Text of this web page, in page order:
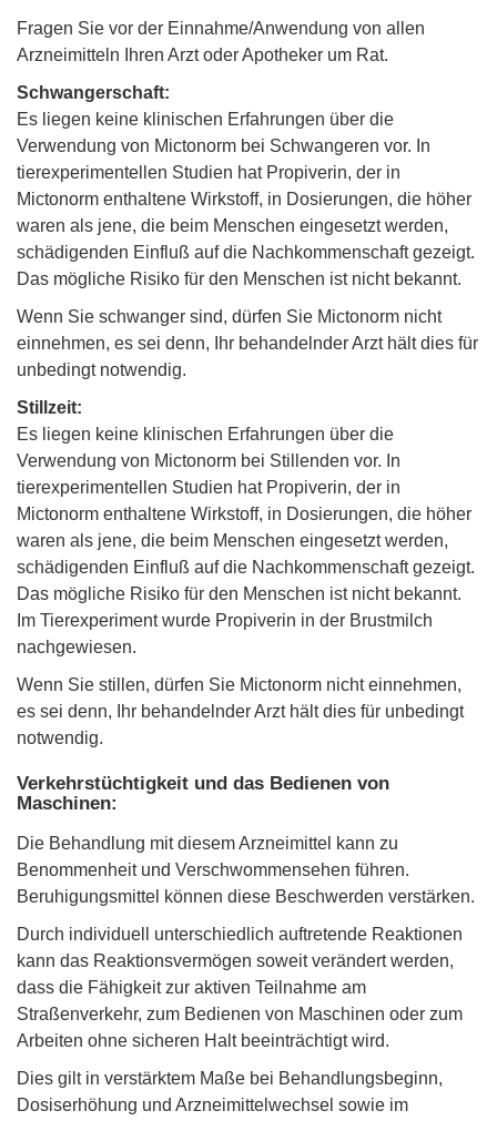
Fragen Sie vor der Einnahme/Anwendung von allen
Arzneimitteln Ihren Arzt oder Apotheker um Rat.
Schwangerschaft:
Es liegen keine klinischen Erfahrungen über die
Verwendung von Mictonorm bei Schwangeren vor. In
tierexperimentellen Studien hat Propiverin, der in
Mictonorm enthaltene Wirkstoff, in Dosierungen, die höher
waren als jene, die beim Menschen eingesetzt werden,
schädigenden Einfluß auf die Nachkommenschaft gezeigt.
Das mögliche Risiko für den Menschen ist nicht bekannt.
Wenn Sie schwanger sind, dürfen Sie Mictonorm nicht
einnehmen, es sei denn, Ihr behandelnder Arzt hält dies für
unbedingt notwendig.
Stillzeit:
Es liegen keine klinischen Erfahrungen über die
Verwendung von Mictonorm bei Stillenden vor. In
tierexperimentellen Studien hat Propiverin, der in
Mictonorm enthaltene Wirkstoff, in Dosierungen, die höher
waren als jene, die beim Menschen eingesetzt werden,
schädigenden Einfluß auf die Nachkommenschaft gezeigt.
Das mögliche Risiko für den Menschen ist nicht bekannt.
Im Tierexperiment wurde Propiverin in der Brustmilch
nachgewiesen.
Wenn Sie stillen, dürfen Sie Mictonorm nicht einnehmen,
es sei denn, Ihr behandelnder Arzt hält dies für unbedingt
notwendig.
Verkehrstüchtigkeit und das Bedienen von
Maschinen:
Die Behandlung mit diesem Arzneimittel kann zu
Benommenheit und Verschwommensehen führen.
Beruhigungsmittel können diese Beschwerden verstärken.
Durch individuell unterschiedlich auftretende Reaktionen
kann das Reaktionsvermögen soweit verändert werden,
dass die Fähigkeit zur aktiven Teilnahme am
Straßenverkehr, zum Bedienen von Maschinen oder zum
Arbeiten ohne sicheren Halt beeinträchtigt wird.
Dies gilt in verstärktem Maße bei Behandlungsbeginn,
Dosiserhöhung und Arzneimittelwechsel sowie im